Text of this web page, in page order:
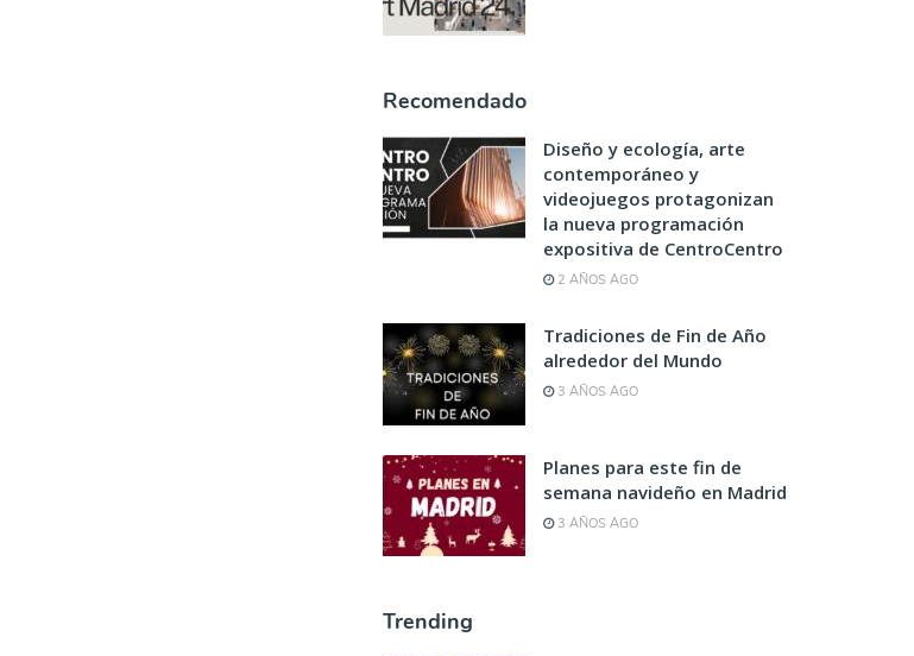
Recomendado
Diseño y ecología, arte
contemporáneo y
videojuegos protagonizan
la nueva programación
expositiva de CentroCentro
2 AÑOS AGO
Tradiciones de Fin de Año
alrededor del Mundo
3 AÑOS AGO
Planes para este fin de
semana navideño en Madrid
3 AÑOS AGO
Trending